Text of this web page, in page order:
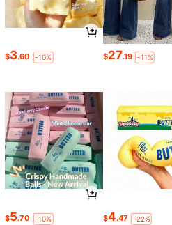
$3.60 -10% $27.19 -11%
$5.70 -10% $4.47 -22%